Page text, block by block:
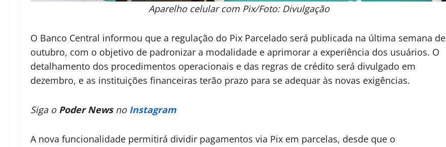
Aparelho celular com Pix/Foto: Divulgação
O Banco Central informou que a regulação do Pix Parcelado será publicada na última semana de
outubro, com o objetivo de padronizar a modalidade e aprimorar a experiência dos usuários. O
detalhamento dos procedimentos operacionais e das regras de crédito será divulgado em
dezembro, e as instituições financeiras terão prazo para se adequar às novas exigências.
Siga o Poder Newsno Instagram
A nova funcionalidade permitirá dividir pagamentos via Pix em parcelas, desde que o